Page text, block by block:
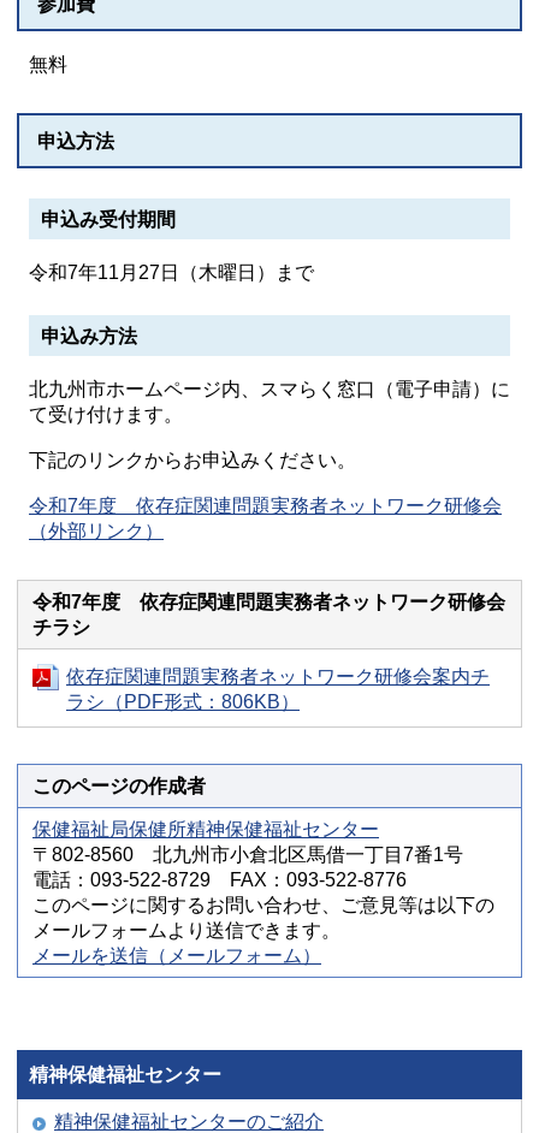
参加費
無料
申込方法
申込み受付期間
令和7年11月27日（木曜日）まで
申込み方法
北九州市ホームページ内、スマらく窓口（電子申請）に
て受け付けます。
下記のリンクからお申込みください。
令和7年度 依存症関連問題実務者ネットワーク研修会
（外部リンク）
令和7年度 依存症関連問題実務者ネットワーク研修会
チラシ
依存症関連問題実務者ネットワーク研修会案内チ
ラシ（PDF形式：806KB）
このページの作成者
保健福祉局保健所精神保健福祉センター
〒802-8560 北九州市小倉北区馬借一丁目7番1号
電話：093-522-8729 FAX：093-522-8776
このページに関するお問い合わせ、ご意見等は以下の
メールフォームより送信できます。
メールを送信（メールフォーム）
精神保健福祉センター
精神保健福祉センターのご紹介